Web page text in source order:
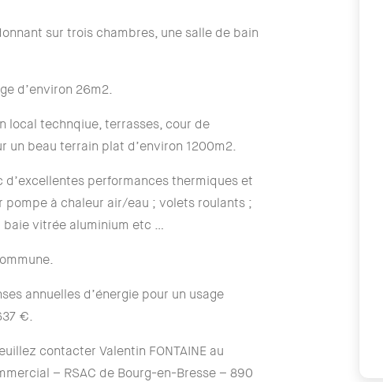
sur trois chambres, une salle de bain
d’environ 26m2.
local technqiue, terrasses, cour de
un beau terrain plat d’environ 1200m2.
performances thermiques et
à chaleur air/eau ; volets roulants ;
vitrée aluminium etc …
annuelles d’énergie pour un usage
€.
contacter Valentin FONTAINE au
– RSAC de Bourg-en-Bresse – 890